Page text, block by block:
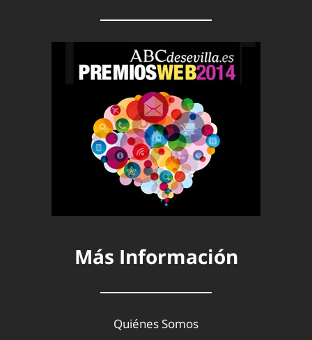
Más Información
Quiénes Somos